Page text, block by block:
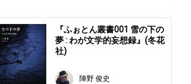
『ふぉとん叢書001 雪の下の
夢 : わが文学的妄想録』(冬花
社)
陣野 俊史